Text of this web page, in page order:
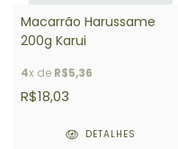
Macarrão Harussame
200g Karui
4x de R$5,36
R$18,03
DETALHES